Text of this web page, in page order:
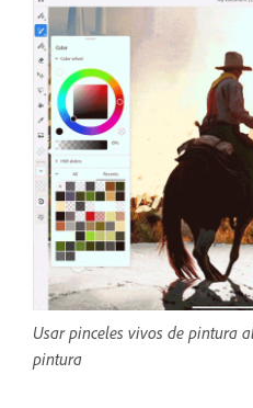
Usar pinceles vivos de pintura
pintura